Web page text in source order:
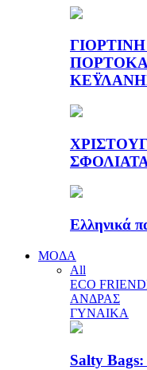
Ελληνικά
ΜΟΔΑ
All
ECO
ΑΝΔΡΑΣ
ΓΥΝΑΙΚΑ
Salty Bags: